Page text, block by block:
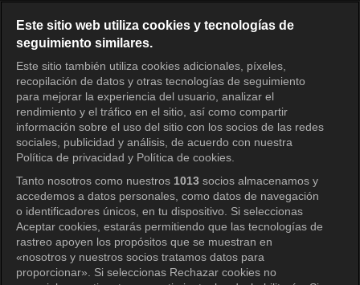
Español
KOCOWA+ Redes sociales
KOCOWA+
Centro de ayuda
Términos de uso
Política de privacidad
Este sitio web utiliza cookies y tecnologías de
seguimiento similares.
Este sitio también utiliza cookies adicionales, píxeles,
recopilación de datos y otras tecnologías de seguimiento
para mejorar la experiencia del usuario, analizar el
rendimiento y el tráfico en el sitio, así como compartir
información sobre el uso del sitio con los socios de las redes
sociales, publicidad y análisis, de acuerdo con nuestra
Política de privacidad y Política de cookies.
Tanto nosotros como nuestros 1013 socios almacenamos y
accedemos a datos personales, como datos de navegación
o identificadores únicos, en tu dispositivo. Si seleccionas
Aceptar cookies, estarás permitiendo que las tecnologías de
rastreo apoyen los propósitos que se muestran en
«nosotros y nuestros socios tratamos datos para
proporcionar». Si seleccionas Rechazar cookies no